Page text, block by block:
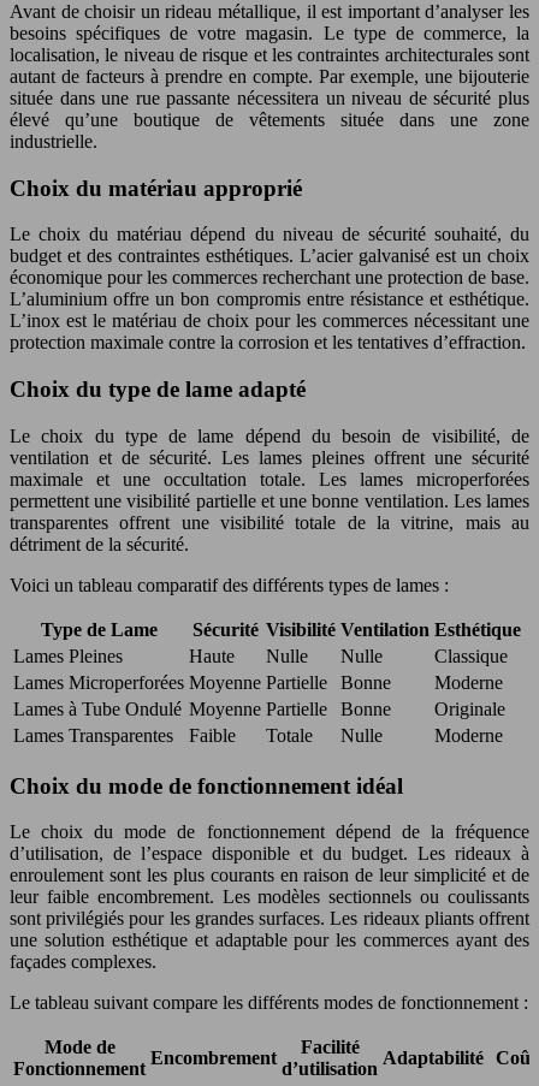
Avant de choisir un rideau métallique, il est important d’analyser les
besoins spécifiques de votre magasin. Le type de commerce, la
localisation, le niveau de risque et les contraintes architecturales sont
autant de facteurs à prendre en compte. Par exemple, une bijouterie
située dans une rue passante nécessitera un niveau de sécurité plus
élevé qu’une boutique de vêtements située dans une zone
industrielle.
Choix du matériau approprié
Le choix du matériau dépend du niveau de sécurité souhaité, du
budget et des contraintes esthétiques. L’acier galvanisé est un choix
économique pour les commerces recherchant une protection de base.
L’aluminium offre un bon compromis entre résistance et esthétique.
L’inox est le matériau de choix pour les commerces nécessitant une
protection maximale contre la corrosion et les tentatives d’effraction.
Choix du type de lame adapté
Le choix du type de lame dépend du besoin de visibilité, de
ventilation et de sécurité. Les lames pleines offrent une sécurité
maximale et une occultation totale. Les lames microperforées
permettent une visibilité partielle et une bonne ventilation. Les lames
transparentes offrent une visibilité totale de la vitrine, mais au
détriment de la sécurité.
Voici un tableau comparatif des différents types de lames :
Type de Lame Sécurité Visibilité Ventilation Esthétique
Lames Pleines
Haute Nulle Nulle
Classique
Lames Microperforées Moyenne Partielle Bonne
Moderne
Lames à Tube Ondulé Moyenne Partielle Bonne
Originale
Lames Transparentes
Faible Totale Nulle Moderne
Choix du mode de fonctionnement idéal
Le choix du mode de fonctionnement dépend de la fréquence
d’utilisation, de l’espace disponible et du budget. Les rideaux à
enroulement sont les plus courants en raison de leur simplicité et de
leur faible encombrement. Les modèles sectionnels ou coulissants
sont privilégiés pour les grandes surfaces. Les rideaux pliants offrent
une solution esthétique et adaptable pour les commerces ayant des
façades complexes.
Le tableau suivant compare les différents modes de fonctionnement :
Mode de
Fonctionnement
Encombrement
Facilité
d’utilisation
Adaptabilité Coût